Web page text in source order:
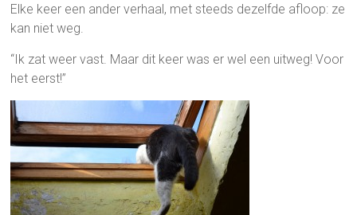
Elke keer een ander verhaal, met steeds dezelfde afloop: ze
kan niet weg.
“Ik zat weer vast. Maar dit keer was er wel een uitweg! Voor
het eerst!”